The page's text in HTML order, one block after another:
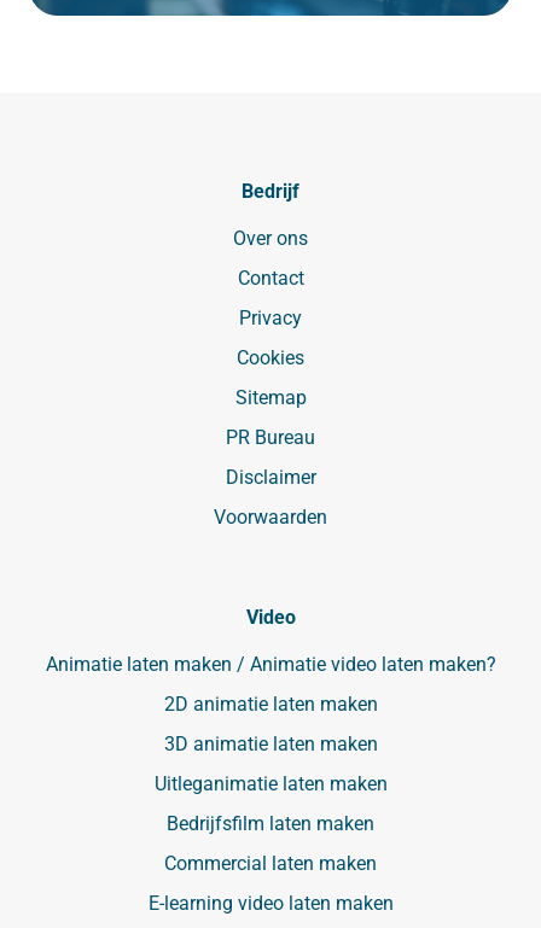
Bedrijf
Over ons
Contact
Privacy
Cookies
Sitemap
PR Bureau
Disclaimer
Voorwaarden
Video
Animatie laten maken / Animatie video laten maken?
2D animatie laten maken
3D animatie laten maken
Uitleganimatie laten maken
Bedrijfsfilm laten maken
Commercial laten maken
E-learning video laten maken